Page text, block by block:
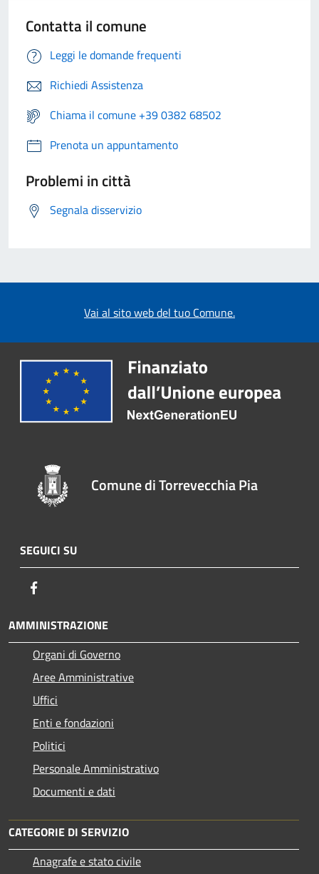
Contatta il comune
Leggi le domande frequenti
Richiedi Assistenza
Chiama il comune +39 0382 68502
Prenota un appuntamento
Problemi in città
Segnala disservizio
Vai al sito web del tuo Comune.
Comune di Torrevecchia Pia
SEGUICI SU
AMMINISTRAZIONE
Organi di Governo
Aree Amministrative
Uffici
Enti e fondazioni
Politici
Personale Amministrativo
Documenti e dati
CATEGORIE DI SERVIZIO
Anagrafe e stato civile